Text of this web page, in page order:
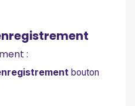
:
bouton